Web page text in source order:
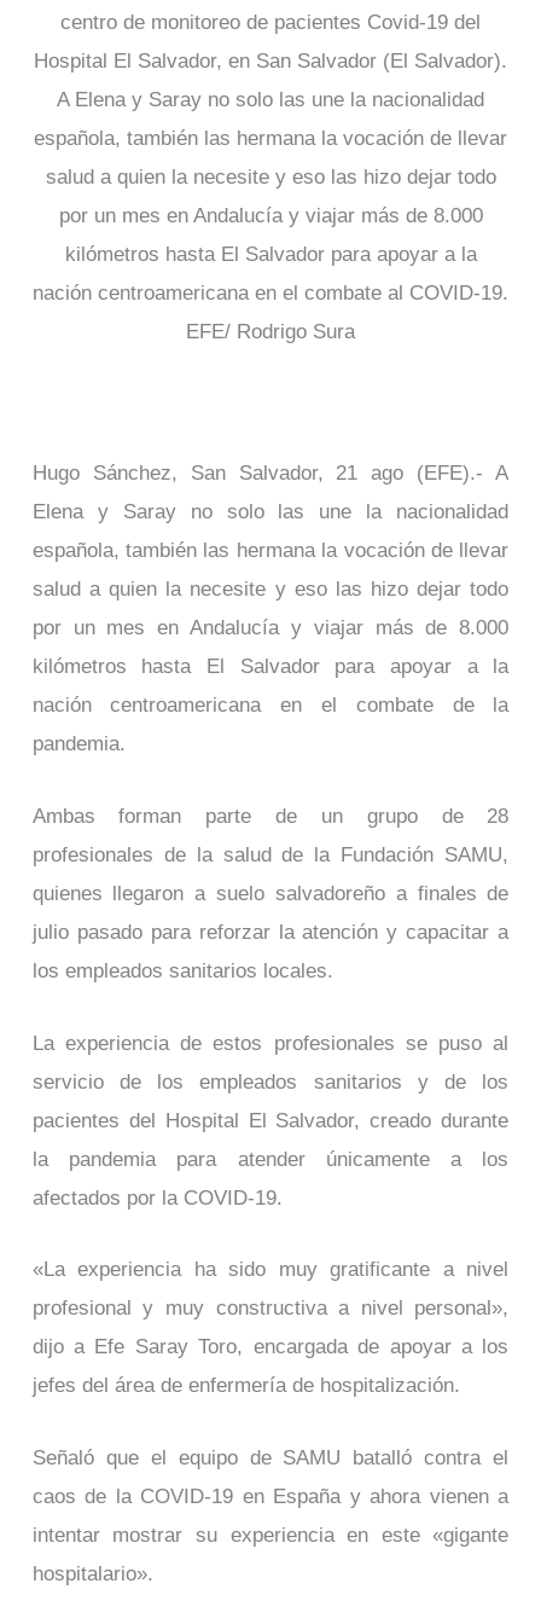
centro de monitoreo de pacientes Covid-19 del
Hospital El Salvador, en San Salvador (El Salvador).
A Elena y Saray no solo las une la nacionalidad
española, también las hermana la vocación de llevar
salud a quien la necesite y eso las hizo dejar todo
por un mes en Andalucía y viajar más de 8.000
kilómetros hasta El Salvador para apoyar a la
nación centroamericana en el combate al COVID-19.
EFE/ Rodrigo Sura
Hugo Sánchez, San Salvador, 21 ago (EFE).- A
Elena y Saray no solo las une la nacionalidad
española, también las hermana la vocación de llevar
salud a quien la necesite y eso las hizo dejar todo
por un mes en Andalucía y viajar más de 8.000
kilómetros hasta El Salvador para apoyar a la
nación centroamericana en el combate de la
pandemia.
Ambas forman parte de un grupo de 28
profesionales de la salud de la Fundación SAMU,
quienes llegaron a suelo salvadoreño a finales de
julio pasado para reforzar la atención y capacitar a
los empleados sanitarios locales.
La experiencia de estos profesionales se puso al
servicio de los empleados sanitarios y de los
pacientes del Hospital El Salvador, creado durante
la pandemia para atender únicamente a los
afectados por la COVID-19.
«La experiencia ha sido muy gratificante a nivel
profesional y muy constructiva a nivel personal»,
dijo a Efe Saray Toro, encargada de apoyar a los
jefes del área de enfermería de hospitalización.
Señaló que el equipo de SAMU batalló contra el
caos de la COVID-19 en España y ahora vienen a
intentar mostrar su experiencia en este «gigante
hospitalario».